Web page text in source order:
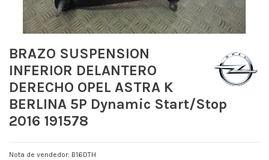
BRAZO SUSPENSION
INFERIOR DELANTERO
DERECHO OPEL ASTRA K
BERLINA 5P Dynamic Start/Stop
2016 191578
Nota de vendedor: B16DTH